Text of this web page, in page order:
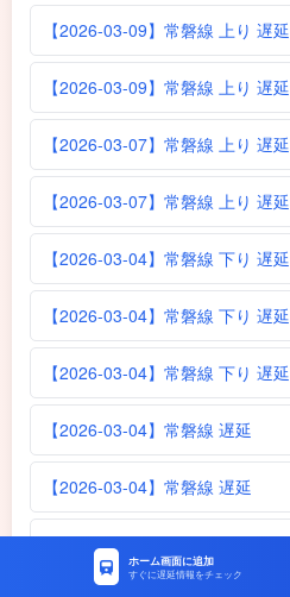
【2026-03-09】常磐線 上り 遅延
【2026-03-09】常磐線 上り 遅延
【2026-03-07】常磐線 上り 遅延
【2026-03-07】常磐線 上り 遅延
【2026-03-04】常磐線 下り 遅延
【2026-03-04】常磐線 下り 遅延
【2026-03-04】常磐線 下り 遅延
【2026-03-04】常磐線 遅延
【2026-03-04】常磐線 遅延
【2026-03-04】常磐線 遅延
ホーム画面に追加
すぐに遅延情報をチェック